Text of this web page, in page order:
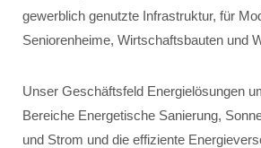
gewerblich genutzte Infrastruktur, für
Seniorenheime, Wirtschaftsbauten und
Unser Geschäftsfeld Energielösungen
Bereiche Energetische Sanierung,
und Strom und die effiziente